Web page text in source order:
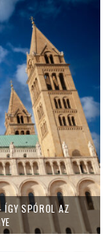
ÍGY SPÓROL AZ